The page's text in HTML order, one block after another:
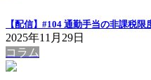
【配信】#104 通勤手当の非課税
2025年11月29日
コラム